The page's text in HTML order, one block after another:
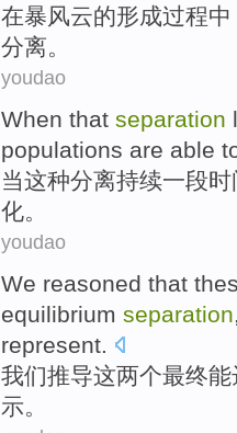
在暴风云的形成过程中
分离。
youdao
When that separation
populations are able
当这种分离持续一段时
化。
youdao
We reasoned that
equilibrium separation
represent.
我们推导这两个最终能
示。